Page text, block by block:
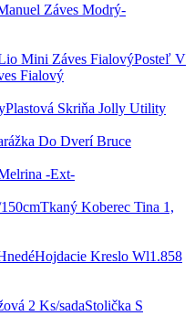
Záves Modrý-
Posteľ V
Fialový
Plastová Skriňa Jolly Utility
Do Dverí Bruce
-Ext-
Tkaný Koberec Tina 1,
Hojdacie Kreslo Wl1.858
Stolička S